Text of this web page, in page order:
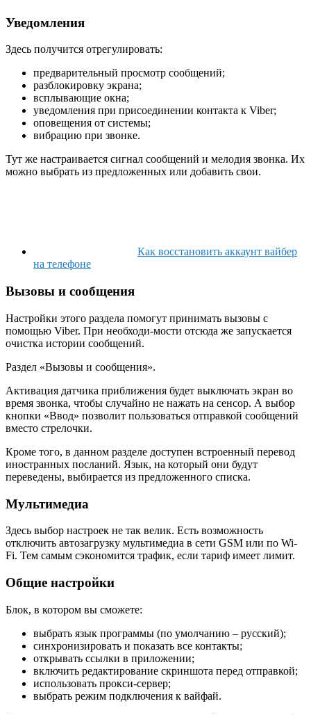
Уведомления
Здесь получится отрегулировать:
предварительный просмотр сообщений;
разблокировку экрана;
всплывающие окна;
уведомления при присоединении контакта к Viber;
оповещения от системы;
вибрацию при звонке.
Тут же настраивается сигнал сообщений и мелодия звонка. Их
можно выбрать из предложенных или добавить свои.
Как восстановить аккаунт вайбер
на телефоне
Вызовы и сообщения
Настройки этого раздела помогут принимать вызовы с
помощью Viber. При необходи-мости отсюда же запускается
очистка истории сообщений.
Раздел «Вызовы и сообщения».
Активация датчика приближения будет выключать экран во
время звонка, чтобы случайно не нажать на сенсор. А выбор
кнопки «Ввод» позволит пользоваться отправкой сообщений
вместо стрелочки.
Кроме того, в данном разделе доступен встроенный перевод
иностранных посланий. Язык, на который они будут
переведены, выбирается из предложенного списка.
Мультимедиа
Здесь выбор настроек не так велик. Есть возможность
отключить автозагрузку мультимедиа в сети GSM или по Wi-
Fi. Тем самым сэкономится трафик, если тариф имеет лимит.
Общие настройки
Блок, в котором вы сможете:
выбрать язык программы (по умолчанию – русский);
синхронизировать и показать все контакты;
открывать ссылки в приложении;
включить редактирование скриншота перед отправкой;
использовать прокси-сервер;
выбрать режим подключения к вайфай.